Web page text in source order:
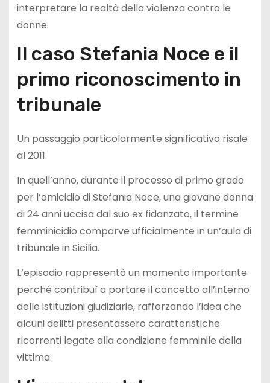
interpretare la realtà della violenza contro le
donne.
Il caso Stefania Noce e il
primo riconoscimento in
tribunale
Un passaggio particolarmente significativo risale
al 2011.
In quell’anno, durante il processo di primo grado
per l’omicidio di Stefania Noce, una giovane donna
di 24 anni uccisa dal suo ex fidanzato, il termine
femminicidio comparve ufficialmente in un’aula di
tribunale in Sicilia.
L’episodio rappresentò un momento importante
perché contribuì a portare il concetto all’interno
delle istituzioni giudiziarie, rafforzando l’idea che
alcuni delitti presentassero caratteristiche
ricorrenti legate alla condizione femminile della
vittima.